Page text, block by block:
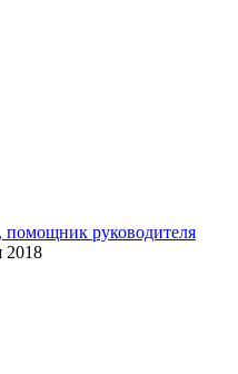
помощник руководителя
2018